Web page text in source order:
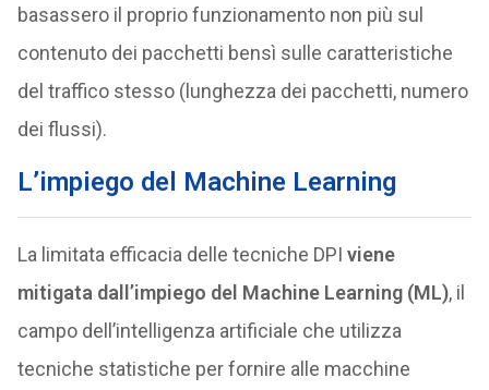
basassero il proprio funzionamento non più sul
contenuto dei pacchetti bensì sulle caratteristiche
del traffico stesso (lunghezza dei pacchetti, numero
dei flussi).
L’impiego del Machine Learning
La limitata efficacia delle tecniche DPI viene
mitigata dall’impiego del Machine Learning (ML), il
campo dell’intelligenza artificiale che utilizza
tecniche statistiche per fornire alle macchine